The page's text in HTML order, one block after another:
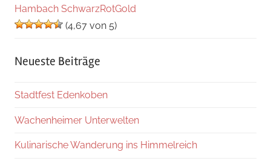
Hambach SchwarzRotGold
(4,67 von 5)
Neueste Beiträge
Stadtfest Edenkoben
Wachenheimer Unterwelten
Kulinarische Wanderung ins Himmelreich